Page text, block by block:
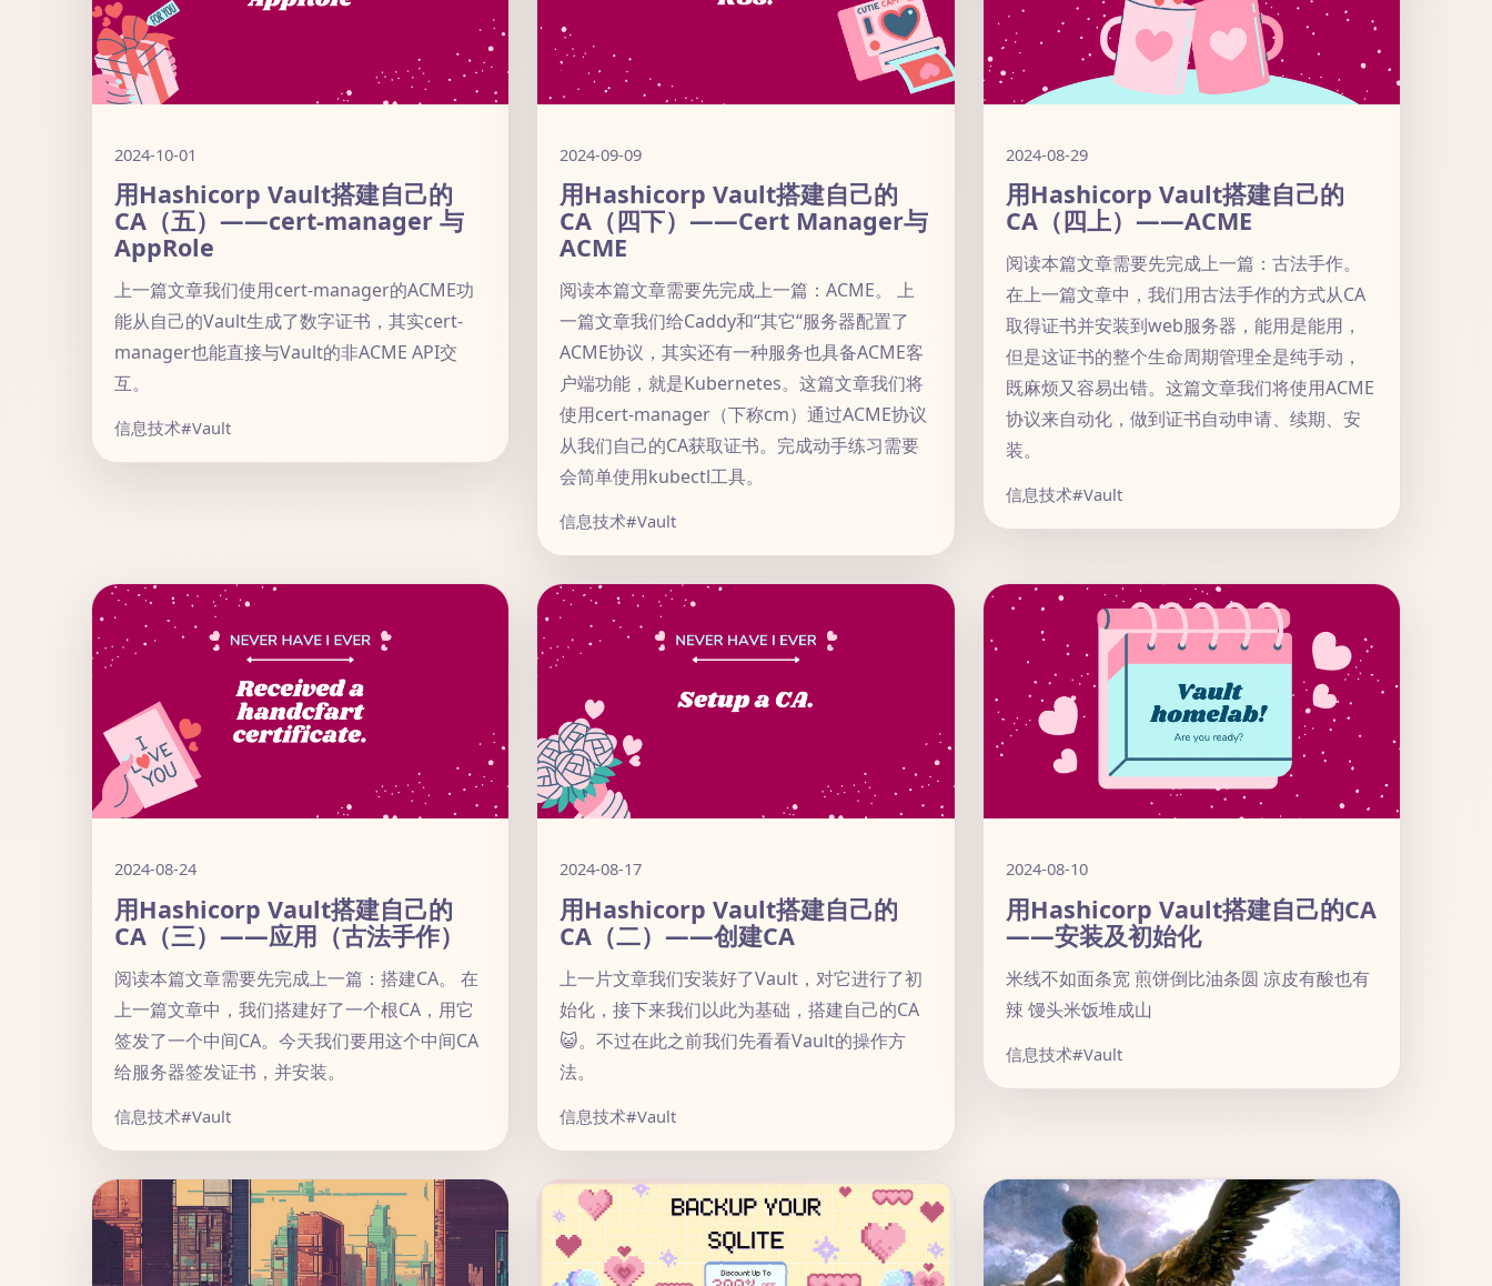
2024-10-01
用Hashicorp Vault搭建自己的
CA（五）——cert-manager 与
AppRole
上一篇文章我们使用cert-manager的ACME功
能从自己的Vault生成了数字证书，其实cert-
manager也能直接与Vault的非ACME API交
互。
信息技术#Vault
2024-09-09
用Hashicorp Vault搭建自己的
CA（四下）——Cert Manager与
ACME
阅读本篇文章需要先完成上一篇：ACME。 上
一篇文章我们给Caddy和“其它“服务器配置了
ACME协议，其实还有一种服务也具备ACME客
户端功能，就是Kubernetes。这篇文章我们将
使用cert-manager（下称cm）通过ACME协议
从我们自己的CA获取证书。完成动手练习需要
会简单使用kubectl工具。
信息技术#Vault
2024-08-29
用Hashicorp Vault搭建自己的
CA（四上）——ACME
阅读本篇文章需要先完成上一篇：古法手作。
在上一篇文章中，我们用古法手作的方式从CA
取得证书并安装到web服务器，能用是能用，
但是这证书的整个生命周期管理全是纯手动，
既麻烦又容易出错。这篇文章我们将使用ACME
协议来自动化，做到证书自动申请、续期、安
装。
信息技术#Vault
2024-08-24
用Hashicorp Vault搭建自己的
CA（三）——应用（古法手作）
阅读本篇文章需要先完成上一篇：搭建CA。 在
上一篇文章中，我们搭建好了一个根CA，用它
签发了一个中间CA。今天我们要用这个中间CA
给服务器签发证书，并安装。
信息技术#Vault
2024-08-17
用Hashicorp Vault搭建自己的
CA（二）——创建CA
上一片文章我们安装好了Vault，对它进行了初
始化，接下来我们以此为基础，搭建自己的CA
😺。不过在此之前我们先看看Vault的操作方
法。
信息技术#Vault
2024-08-10
用Hashicorp Vault搭建自己的CA
——安装及初始化
米线不如面条宽 煎饼倒比油条圆 凉皮有酸也有
辣 馒头米饭堆成山
信息技术#Vault